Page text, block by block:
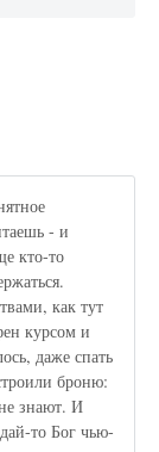
- и
кто-то
как тут
курсом и
даже спать
броню:
знают. И
то Бог чью-